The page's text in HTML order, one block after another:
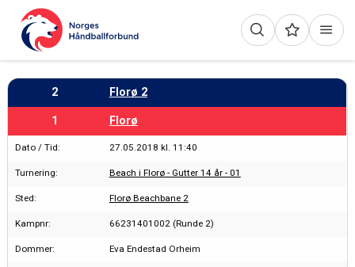
2 Florø 2
1 Florø
Dato / Tid: 27.05.2018 kl. 11:40
Turnering: Beach i Florø - Gutter 14 år - 01
Sted: Florø Beachbane 2
Kampnr: 66231401002 (Runde 2)
Dommer: Eva Endestad Orheim